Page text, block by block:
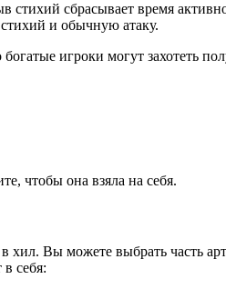
стихий сбрасывает время
и обычную атаку.
игроки могут захотеть
чтобы она взяла на себя.
Вы можете выбрать часть
себя: